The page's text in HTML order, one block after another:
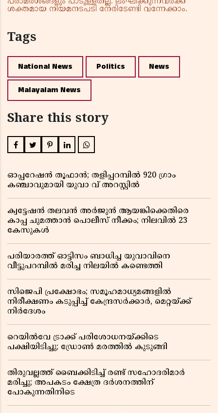
ശക്തമായ നിയമനടപടി നേരിടേണ്ടി വന്നേക്കാം.
Tags
National News Politics News
Malayalam News
Share this story
ഓപ്പറേഷൻ തൂഫാൻ; തളിപ്പറമ്പിൽ 920 ഗ്രാം
കഞ്ചാവുമായി യുവാ വ് അറസ്റ്റിൽ
ക്വട്ടേഷൻ തലവൻ അർജുൻ ആയങ്കിക്കെതിരെ
കാപ്പ ചുമത്താൻ പൊലീസ് നീക്കം; നിലവിൽ 23
കേസുകൾ
പരിയാരത്ത് ഓട്ടിസം ബാധിച്ച യുവാവിനെ
വീട്ടുപറമ്പിൽ മരിച്ച നിലയിൽ കണ്ടെത്തി
സിജെപി പ്രക്ഷോഭം; സമൂഹമാധ്യമങ്ങളിൽ
നിരീക്ഷണം കടുപ്പിച്ച് കേന്ദ്രസർക്കാർ, മെറ്റയ്ക്ക്
നിർദേശം
റെയിൽവേ ട്രാക്ക് പരിശോധനയ്ക്കിടെ
പക്ഷിയിടിച്ചു; ഡ്രോൺ മരത്തിൽ കുടുങ്ങി
തിരുവല്ലത്ത് ബൈക്കിടിച്ച് രണ്ട് സഹോദരിമാർ
മരിച്ചു; അപകടം ക്ഷേത്ര ദർശനത്തിന്
പോകുന്നതിനിടെ